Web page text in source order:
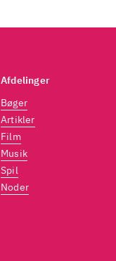
Afdelinger
Bøger
Artikler
Film
Musik
Spil
Noder